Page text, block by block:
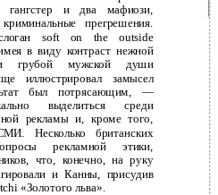
гангстер и два мафиози,
прегрешения.
soft on the outside
в виду контраст нежной
грубой мужской души
иллюстрировал замысел
был потрясающим, —
выделиться среди
рекламы и, кроме того,
Несколько британских
рекламной этики,
что, конечно, на руку
и Канны, присудив
«Золотого льва».